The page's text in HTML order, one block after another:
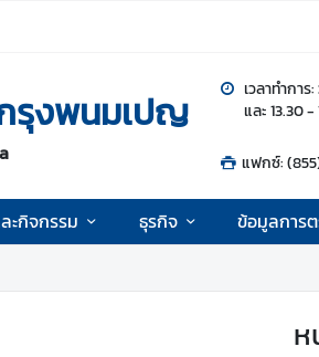
รุงพนมเปญ
เวลาทำกา
และ 13.30
แฟกซ์:
ะกิจกรรม ธุรกิจ ข้อมูลการ
ห